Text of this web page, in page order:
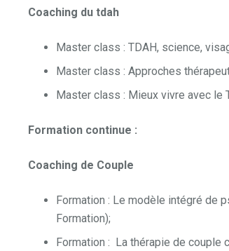
Coaching du tdah
Master class : TDAH, science,
Master class : Approches
Master class : Mieux vivre avec le
Formation continue :
Coaching de Couple
Formation : Le modèle intégré de
Formation);
Formation : La thérapie de couple